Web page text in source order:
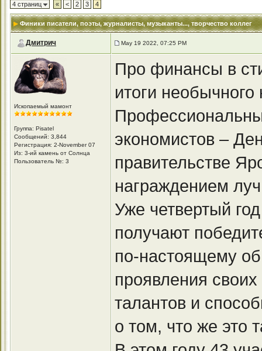
4 страниц « < 2 3 4
Финики писатели, поэты, журналисты, музыканты..., творчество коллег
Дмитрич May 19 2022, 07:25 PM
Ископаемый мамонт
Группа: Pisatel
Сообщений: 3,844
Регистрация: 2-November 07
Из: 3-ий камень от Солнца
Пользователь №: 3
Про финансы в
итоги необычного
экономистов –
правительстве
награждением
Уже четвертый
получают
по-настоящему
проявления
талантов и
о том, что же это